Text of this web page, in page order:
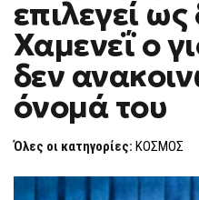
ΩΣ
Ο
ΤΟΥ
επιλεγεί
Χαμενεΐ ο
δεν
όνομά του
Όλες οι κατηγορίες: ΚΟΣΜΟΣ